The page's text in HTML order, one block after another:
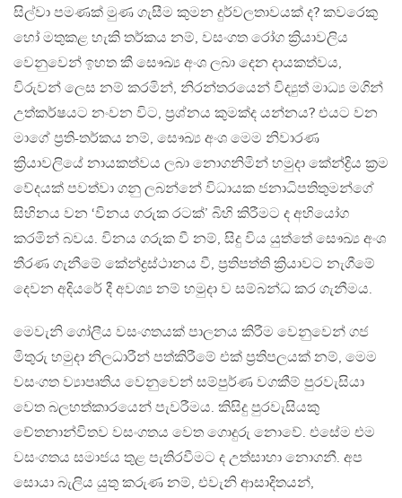
සිල්වා පමණක් මුණ ගැසීම කුමන දුර්වලතාවයක් ද? කවරෙකු
හෝ මතුකළ හැකි තර්කය නම්, වසංගත රෝග ක්‍රියාවලිය
වෙනුවෙන් ඉහත කී සෞඛ්‍ය අංශ ලබා දෙන දායකත්වය,
විරුවන් ලෙස නම් කරමින්, නිරන්තරයෙන් විද්‍යුත් මාධ්‍ය මගින්
උත්කර්ෂයට නංවන විට, ප්‍රශ්නය කුමක්ද යන්නය? එයට වන
මාගේ ප්‍රති-තර්කය නම්, සෞඛ්‍ය අංශ මෙම නිවාරණ
ක්‍රියාවලියේ නායකත්වය ලබා නොගනිමින් හමුදා කේන්ද්‍රිය ක්‍රම
වේදයක් පවත්වා ගනු ලබන්නේ විධායක ජනාධිපතිතුමන්ගේ
සිහිනය වන ‘විනය ගරුක රටක්’ බිහි කිරීමට ද අහියෝග
කරමින් බවය. විනය ගරුක වී නම්, සිදු විය යුත්තේ සෞඛ්‍ය අංශ
තීරණ ගැනීමේ කේන්ද්‍රස්ථානය වී, ප්‍රතිපත්ති ක්‍රියාවට නැගීමේ
දෙවන අදියරේ දී අවශ්‍ය නම් හමුදා ව සම්බන්ධ කර ගැනීමය.
මෙවැනි ගෝලීය වසංගතයක් පාලනය කිරීම වෙනුවෙන් ගජ
මිතුරු හමුදා නිලධාරීන් පත්කිරීමේ එක් ප්‍රතිපලයක් නම්, මෙම
වසංගත ව්‍යාපෘතිය වෙනුවෙන් සම්පුර්ණ වගකීම් පුරවැසියා
වෙත බලහත්කාරයෙන් පැවරීමය. කිසිදු පුරවැසියකු
චේතනාන්විතව වසංගතය වෙත ගොදුරු නොවේ. එසේම එම
වසංගතය සමාජය තුළ පැතිරවීමට ද උත්සාහා නොගනී. අප
සොයා බැලිය යුතු කරුණ නම්, එවැනි ආසාදිතයන්,